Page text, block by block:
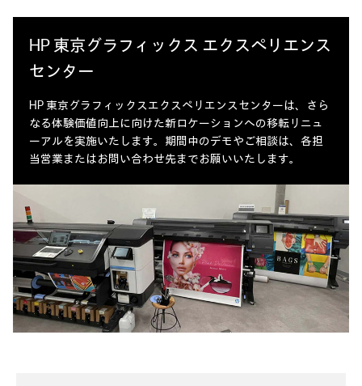
HP 東京グラフィックス エクスペリエンス
センター
HP 東京グラフィックスエクスペリエンスセンターは、さら
なる体験価値向上に向けた新ロケーションへの移転リニュ
ーアルを実施いたします。期間中のデモやご相談は、各担
当営業またはお問い合わせ先までお願いいたします。